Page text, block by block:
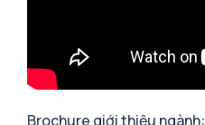
Brochure giới thiệu ngành: